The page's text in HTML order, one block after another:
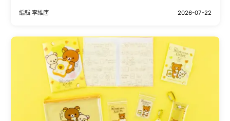
編輯 李維唐 2026-07-22